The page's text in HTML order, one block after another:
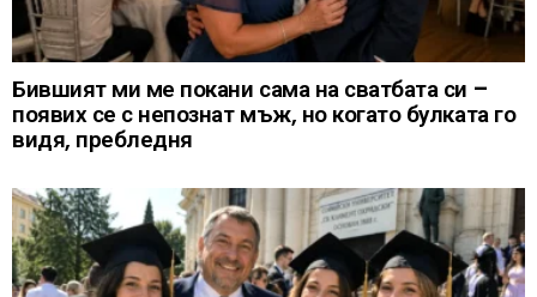
Бившият ми ме покани сама на сватбата си –
появих се с непознат мъж, но когато булката го
видя, пребледня